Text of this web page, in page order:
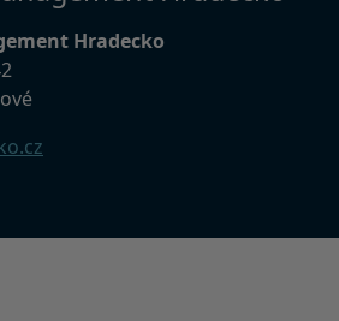
Hradecko